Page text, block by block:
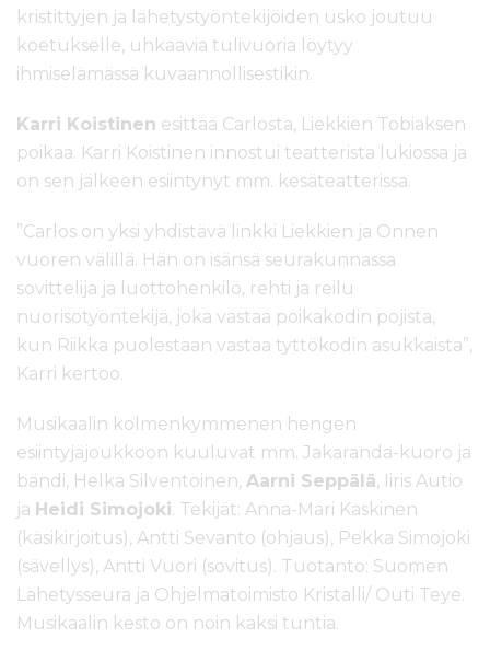
kristittyjen ja lähetystyöntekijöiden usko joutuu
koetukselle, uhkaavia tulivuoria löytyy
ihmiselämässä kuvaannollisestikin.
Karri Koistinen esittää Carlosta, Liekkien Tobiaksen
poikaa. Karri Koistinen innostui teatterista lukiossa ja
on sen jälkeen esiintynyt mm. kesäteatterissa.
”Carlos on yksi yhdistävä linkki Liekkien ja Onnen
vuoren välillä. Hän on isänsä seurakunnassa
sovittelija ja luottohenkilö, rehti ja reilu
nuorisotyöntekijä, joka vastaa poikakodin pojista,
kun Riikka puolestaan vastaa tyttökodin asukkaista”,
Karri kertoo.
Musikaalin kolmenkymmenen hengen
esiintyjäjoukkoon kuuluvat mm. Jakaranda-kuoro ja
bändi, Helka Silventoinen, Aarni Seppälä, Iiris Autio
ja Heidi Simojoki. Tekijät: Anna-Mari Kaskinen
(käsikirjoitus), Antti Sevanto (ohjaus), Pekka Simojoki
(sävellys), Antti Vuori (sovitus). Tuotanto: Suomen
Lähetysseura ja Ohjelmatoimisto Kristalli/ Outi Teye.
Musikaalin kesto on noin kaksi tuntia.